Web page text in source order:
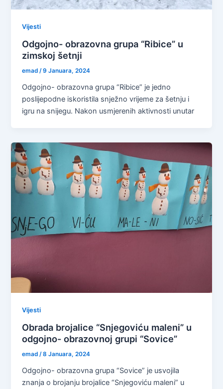
Vijesti
Odgojno- obrazovna grupa “Ribice” u
zimskoj šetnji
emad/9 Januara, 2024
Odgojno- obrazovna grupa “Ribice” je jedno
poslijepodne iskoristila snježno vrijeme za šetnju i
igru na snijegu. Nakon usmjerenih aktivnosti unutar
Vijesti
Obrada brojalice “Snjegoviću maleni” u
odgojno- obrazovnoj grupi “Sovice”
emad/8 Januara, 2024
Odgojno- obrazovna grupa “Sovice” je usvojila
znanja o brojanju brojalice “Snjegoviću maleni” u